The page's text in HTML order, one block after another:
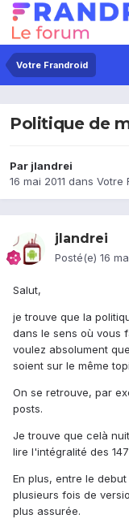
Votre Frandroid
Politique de
Par jlandrei
16 mai 2011 dans Votre
jlandrei
Posté(e) 16
Salut,
je trouve que la
dans le sens où vous
voulez absolument
soient sur le même
On se retrouve, par
posts.
Je trouve que celà
lire l'intégralité des
En plus, entre le
plusieurs fois de
plus assurée.